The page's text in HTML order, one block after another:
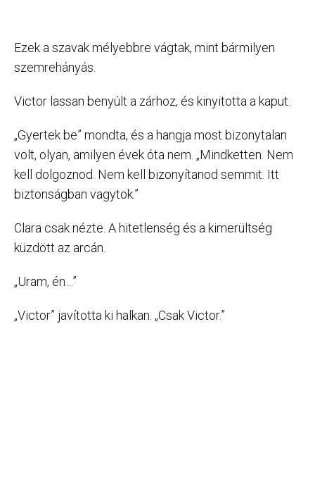
Ezek a szavak mélyebbre vágtak, mint bármilyen
szemrehányás.
Victor lassan benyúlt a zárhoz, és kinyitotta a kaput.
„Gyertek be” mondta, és a hangja most bizonytalan
volt, olyan, amilyen évek óta nem. „Mindketten. Nem
kell dolgoznod. Nem kell bizonyítanod semmit. Itt
biztonságban vagytok.”
Clara csak nézte. A hitetlenség és a kimerültség
küzdött az arcán.
„Uram, én…”
„Victor” javította ki halkan. „Csak Victor.”